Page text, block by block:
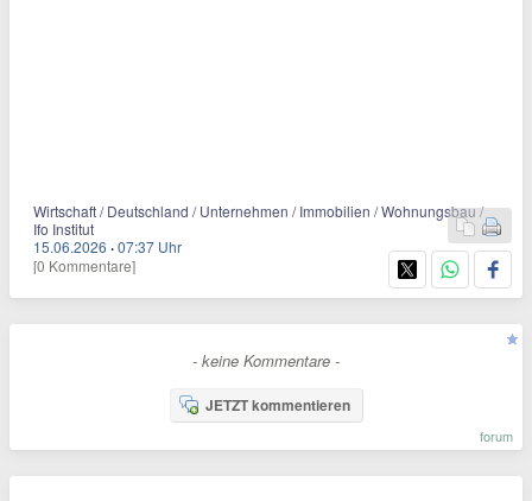
Wirtschaft / Deutschland / Unternehmen / Immobilien / Wohnungsbau /
Ifo Institut
15.06.2026 ·07:37 Uhr
[0 Kommentare]
- keine Kommentare -
JETZT kommentieren
forum